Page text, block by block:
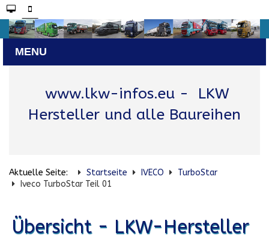
www.lkw-infos.eu- LKW
Hersteller und alle Baureihen
Aktuelle Seite: Startseite IVECO
TurboStar
Iveco TurboStar Teil 01
Übersicht - LKW-Hersteller